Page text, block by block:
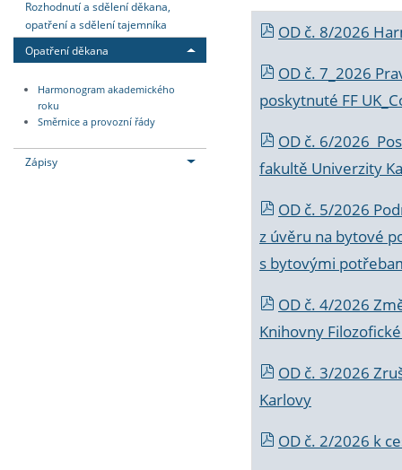
Rozhodnutí a sdělení děkana,
opatření a sdělení tajemníka
Opatření děkana
Harmonogram akademického
roku
Směrnice a provozní řády
Zápisy
OD č. 8/2026
OD č. 7_2026
poskytnuté FF
OD č. 6/2026
fakultě Univerzity
OD č. 5/2026
z úvěru na bytové
s bytovými
OD č. 4/2026
Knihovny
OD č. 3/2026
Karlovy
OD č. 2/2026 k